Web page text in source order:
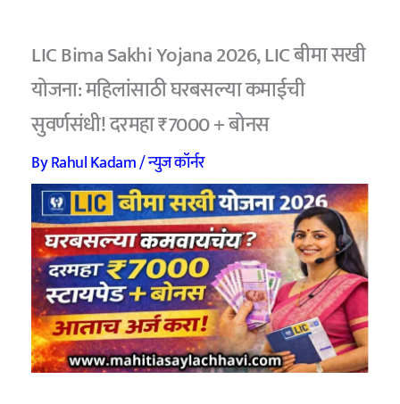
LIC Bima Sakhi Yojana 2026, LIC बीमा सखी
योजना: महिलांसाठी घरबसल्या कमाईची
सुवर्णसंधी! दरमहा ₹7000 + बोनस
ByRahul Kadam/न्युज कॉर्नर